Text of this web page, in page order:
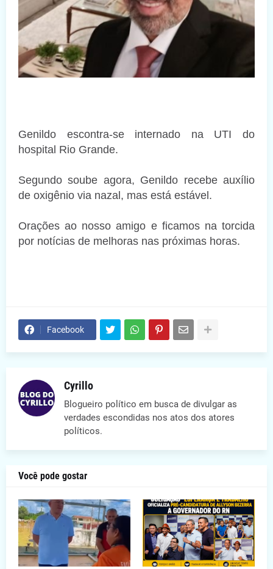
Genildo escontra-se internado na UTI do
hospital Rio Grande.
Segundo soube agora, Genildo recebe auxílio
de oxigênio via nazal, mas está estável.
Orações ao nosso amigo e ficamos na torcida
por notícias de melhoras nas próximas horas.
Facebook
Cyrillo
Blogueiro político em busca de divulgar as
verdades escondidas nos atos dos atores
políticos.
Você pode gostar